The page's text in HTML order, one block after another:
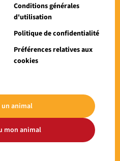
Conditions générales
d'utilisation
Politique de confidentialité
Préférences relatives aux
cookies
un animal
mon animal